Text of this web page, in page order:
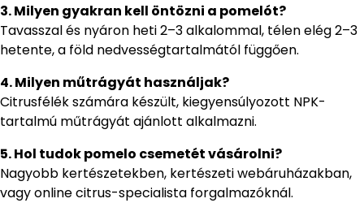
3. Milyen gyakran kell öntözni a pomelót?
Tavasszal és nyáron heti 2–3 alkalommal, télen elég 2–3
hetente, a föld nedvességtartalmától függően.
4. Milyen műtrágyát használjak?
Citrusfélék számára készült, kiegyensúlyozott NPK-
tartalmú műtrágyát ajánlott alkalmazni.
5. Hol tudok pomelo csemetét vásárolni?
Nagyobb kertészetekben, kertészeti webáruházakban,
vagy online citrus-specialista forgalmazóknál.